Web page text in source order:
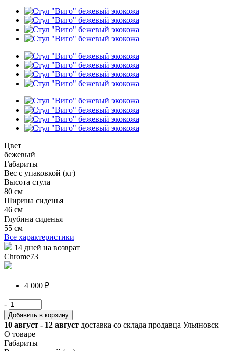
Цвет
бежевый
Габариты
Вес с упаковкой (кг)
Высота стула
80 см
Ширина сиденья
46 см
Глубина сиденья
55 см
Все характеристики
14 дней на возврат
Chrome73
4 000 ₽
- +
Добавить в корзину
10 август - 12 август доставка со склада продавца Ульяновск
О товаре
Габариты